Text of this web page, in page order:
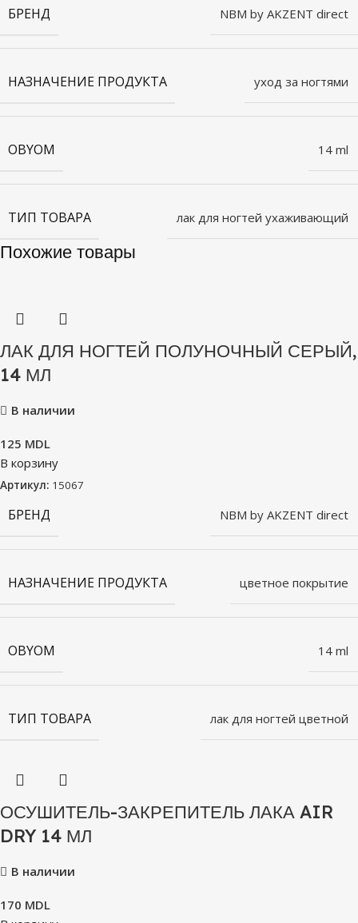
БРЕНД NBM by AKZENT direct
НАЗНАЧЕНИЕ ПРОДУКТА уход за ногтями
OBYOM 14 ml
ТИП ТОВАРА лак для ногтей ухаживающий
Похожие товары
ЛАК ДЛЯ НОГТЕЙ ПОЛУНОЧНЫЙ СЕРЫЙ,
14 МЛ
В наличии
125 MDL
В корзину
Артикул: 15067
БРЕНД NBM by AKZENT direct
НАЗНАЧЕНИЕ ПРОДУКТА цветное покрытие
OBYOM 14 ml
ТИП ТОВАРА лак для ногтей цветной
ОСУШИТЕЛЬ-ЗАКРЕПИТЕЛЬ ЛАКА AIR
DRY 14 МЛ
В наличии
170 MDL